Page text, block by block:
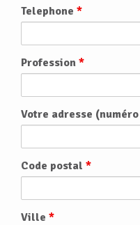
Telephone *
Profession *
Votre adresse
Code postal *
Ville *